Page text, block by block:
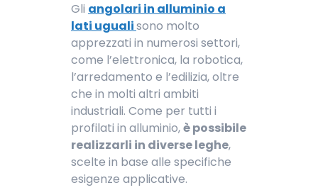
Gli angolari in alluminio a
lati ugualisono molto
apprezzati in numerosi settori,
come l’elettronica, la robotica,
l’arredamento e l’edilizia, oltre
che in molti altri ambiti
industriali. Come per tutti i
profilati in alluminio,è possibile
realizzarli in diverse leghe,
scelte in base alle specifiche
esigenze applicative.